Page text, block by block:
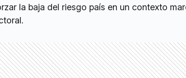
la baja del riesgo país en un contexto